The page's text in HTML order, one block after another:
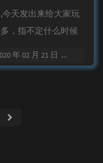
天发出来给大家玩
，指不定什么时候
年 02 月 21 日